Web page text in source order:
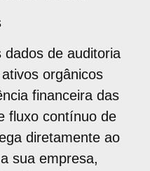
dados de auditoria
orgânicos
financeira das
fluxo contínuo de
diretamente ao
sua empresa,